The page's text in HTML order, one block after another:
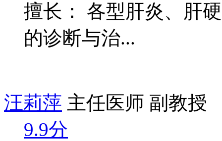
擅长： 各型肝炎、肝
的诊断与治...
汪莉萍 主任医师 副教授
9.9分